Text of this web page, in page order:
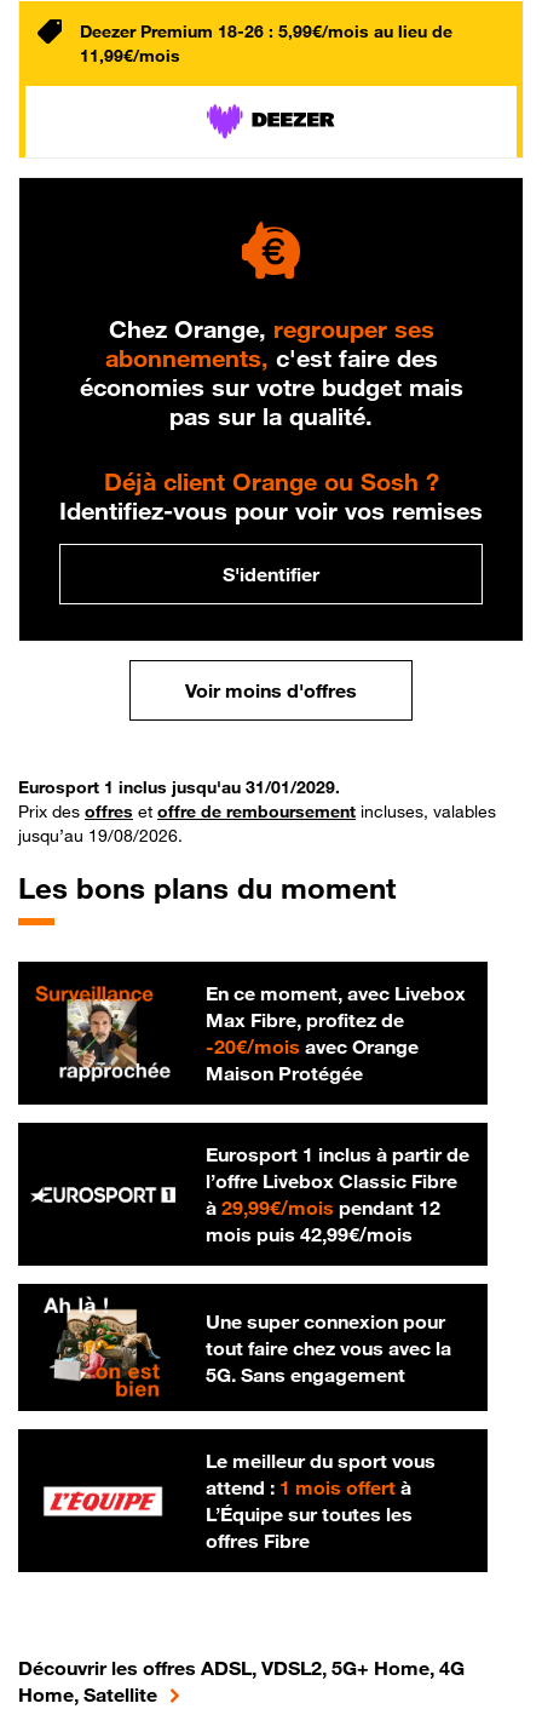
Deezer Premium 18-26 : 5,99€/mois au lieu de
11,99€/mois
Chez Orange, regrouper ses
abonnements, c'est faire des
économies sur votre budget mais
pas sur la qualité.
Déjà client Orange ou Sosh ?
Identifiez-vous pour voir vos remises
S'identifier
Voir moins d'offres
Eurosport 1 inclus jusqu'au 31/01/2029.
Prix des offres et offre de remboursement incluses, valables
jusqu’au 19/08/2026.
Les bons plans du moment
En ce moment, avec Livebox
Max Fibre, profitez de
-20€/mois20 € par mois
avec Orange
Maison Protégée
Eurosport 1 inclus à partir de
l’offre Livebox Classic Fibre
à 29,99€/mois29,99 € par mois
pendant 12
mois puis 42,99€/mois42,99 € par
Une super connexion pour
tout faire chez vous avec la
5G. Sans engagement
Le meilleur du sport vous
attend : 1 mois offertà
L’Équipe sur toutes les
offres Fibre
Découvrir les offres ADSL, VDSL2, 5G+ Home, 4G
Home, Satellite